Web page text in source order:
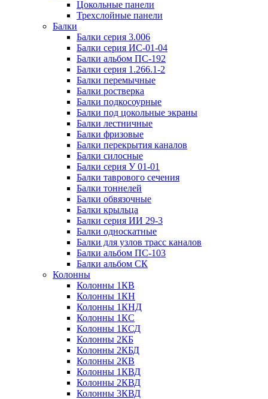
Цокольные панели
Трехслойные панели
Балки
Балки серия 3.006
Балки серия ИС-01-04
Балки альбом ПС-192
Балки серия 1.266.1-2
Балки перемычные
Балки ростверка
Балки подкосоурные
Балки под цокольные экраны
Балки лестничные
Балки фризовые
Балки перекрытия каналов
Балки силосные
Балки серия У 01-01
Балки таврового сечения
Балки тоннелей
Балки обвязочные
Балки крыльца
Балки серия ИИ 29-3
Балки односкатные
Балки для узлов трасс каналов
Балки альбом ПС-103
Балки альбом СК
Колонны
Колонны 1КВ
Колонны 1КН
Колонны 1КНД
Колонны 1КС
Колонны 1КСД
Колонны 2КБ
Колонны 2КБД
Колонны 2КВ
Колонны 1КВД
Колонны 2КВД
Колонны 3КВД